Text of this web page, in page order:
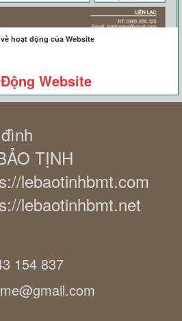
hoạt động của Website
Website
TỊNH
lebaotinhbmt.com
lebaotinhbmt.net
154 837